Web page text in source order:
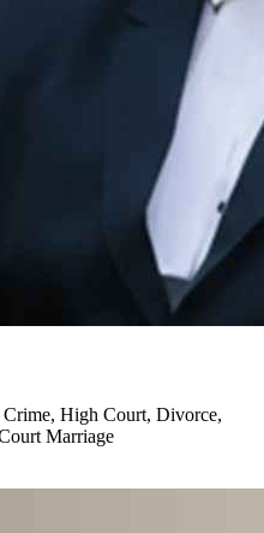
High Court, Divorce,
Marriage